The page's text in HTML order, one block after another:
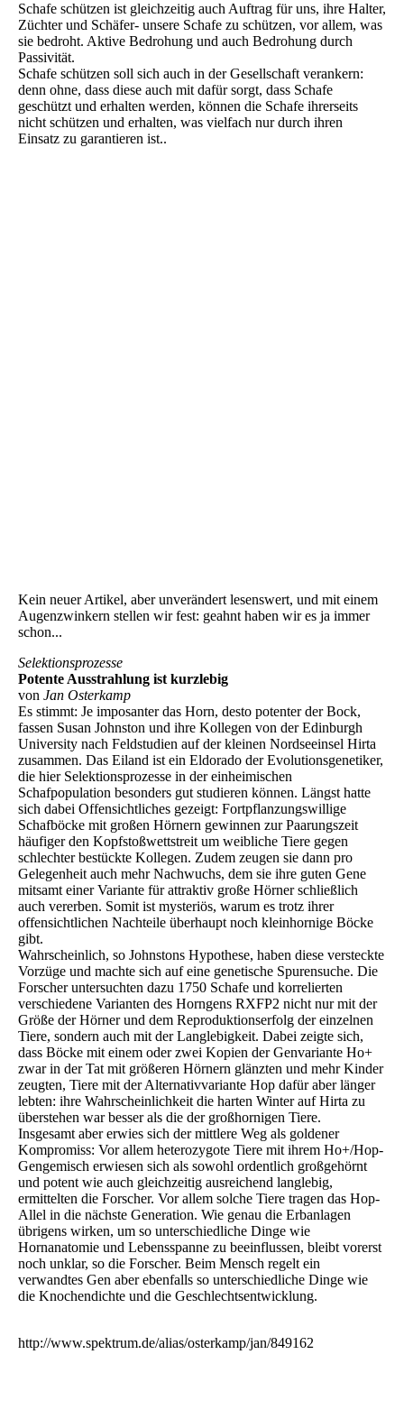
Schafe schützen ist gleichzeitig auch Auftrag für uns, ihre Halter,
Züchter und Schäfer- unsere Schafe zu schützen, vor allem, was
sie bedroht. Aktive Bedrohung und auch Bedrohung durch
Passivität.
Schafe schützen soll sich auch in der Gesellschaft verankern:
denn ohne, dass diese auch mit dafür sorgt, dass Schafe
geschützt und erhalten werden, können die Schafe ihrerseits
nicht schützen und erhalten, was vielfach nur durch ihren
Einsatz zu garantieren ist..
Kein neuer Artikel, aber unverändert lesenswert, und mit einem
Augenzwinkern stellen wir fest: geahnt haben wir es ja immer
schon...
Selektionsprozesse
Potente Ausstrahlung ist kurzlebig
von Jan Osterkamp
Es stimmt: Je imposanter das Horn, desto potenter der Bock,
fassen Susan Johnston und ihre Kollegen von der Edinburgh
University nach Feldstudien auf der kleinen Nordseeinsel Hirta
zusammen. Das Eiland ist ein Eldorado der Evolutionsgenetiker,
die hier Selektionsprozesse in der einheimischen
Schafpopulation besonders gut studieren können. Längst hatte
sich dabei Offensichtliches gezeigt: Fortpflanzungswillige
Schafböcke mit großen Hörnern gewinnen zur Paarungszeit
häufiger den Kopfstoßwettstreit um weibliche Tiere gegen
schlechter bestückte Kollegen. Zudem zeugen sie dann pro
Gelegenheit auch mehr Nachwuchs, dem sie ihre guten Gene
mitsamt einer Variante für attraktiv große Hörner schließlich
auch vererben. Somit ist mysteriös, warum es trotz ihrer
offensichtlichen Nachteile überhaupt noch kleinhornige Böcke
gibt.
Wahrscheinlich, so Johnstons Hypothese, haben diese versteckte
Vorzüge und machte sich auf eine genetische Spurensuche. Die
Forscher untersuchten dazu 1750 Schafe und korrelierten
verschiedene Varianten des Horngens RXFP2 nicht nur mit der
Größe der Hörner und dem Reproduktionserfolg der einzelnen
Tiere, sondern auch mit der Langlebigkeit. Dabei zeigte sich,
dass Böcke mit einem oder zwei Kopien der Genvariante Ho+
zwar in der Tat mit größeren Hörnern glänzten und mehr Kinder
zeugten, Tiere mit der Alternativvariante Hop dafür aber länger
lebten: ihre Wahrscheinlichkeit die harten Winter auf Hirta zu
überstehen war besser als die der großhornigen Tiere.
Insgesamt aber erwies sich der mittlere Weg als goldener
Kompromiss: Vor allem heterozygote Tiere mit ihrem Ho+/Hop-
Gengemisch erwiesen sich als sowohl ordentlich großgehörnt
und potent wie auch gleichzeitig ausreichend langlebig,
ermittelten die Forscher. Vor allem solche Tiere tragen das Hop-
Allel in die nächste Generation. Wie genau die Erbanlagen
übrigens wirken, um so unterschiedliche Dinge wie
Hornanatomie und Lebensspanne zu beeinflussen, bleibt vorerst
noch unklar, so die Forscher. Beim Mensch regelt ein
verwandtes Gen aber ebenfalls so unterschiedliche Dinge wie
die Knochendichte und die Geschlechtsentwicklung.
http://www.spektrum.de/alias/osterkamp/jan/849162